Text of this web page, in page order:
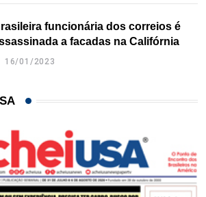
funcionária dos correios é
a facadas na Califórnia
16/01/2023